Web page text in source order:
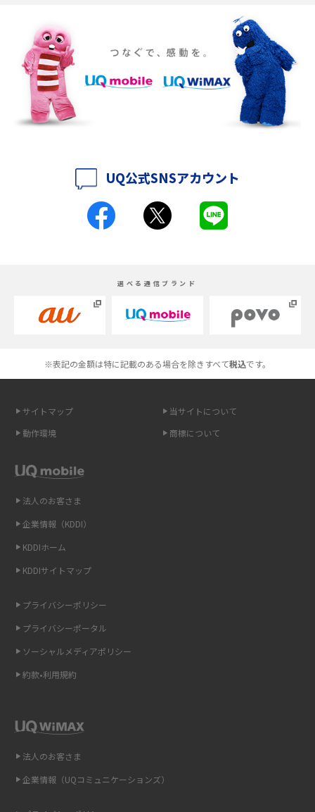
iPhone 16eとiPhone SE（第3世代）の違いは？サイズやスペックを比較し
て解説
iPhone 16eとiPhone 14を徹底比較！スペック・機能の違いをわかりやすく
紹介
iPhone 16とiPhone 15の違いは？カメラ・スペック・機能を徹底比較
iPhoneの機種変更のやり方は？事前準備・手順やデータ移行方法をわかり
Androidスマホとは？特徴やメリット・デメリット、おススメ機種を紹介
高校生にスマホ制限は必要？所持率やメリット・デメリットを詳しく紹介
トを解説
スマホや携帯端末の通信速度制限とは？回避のコツや解除のタイミング・
LINEの通知がこない時の原因と対処法9選！設定の確認手順も解説
スマホのウィジェットとは？iPhone・Androidの設定方法やおススメを紹
リプライ機能とは？LINE、X（旧Twitter）、Instagram、TikTokで送る方法
インスタのDMの送り方は？便利機能の使い方や注意点をわかりやすく解説
Bluetooth®とは？Wi-Fiとの違いやスマホ・PCとの接続方法を解説
UQ公式SNSアカウント
選べる通信ブランド
※表記の金額は特に記載のある場合を除きすべて税込です。
サイトマップ
当サイトについて
動作環境
商標について
法人のお客さま
企業情報（KDDI）
KDDIホーム
KDDIサイトマップ
プライバシーポリシー
プライバシーポータル
ソーシャルメディアポリシー
約款•利用規約
法人のお客さま
企業情報（UQコミュニケーションズ）